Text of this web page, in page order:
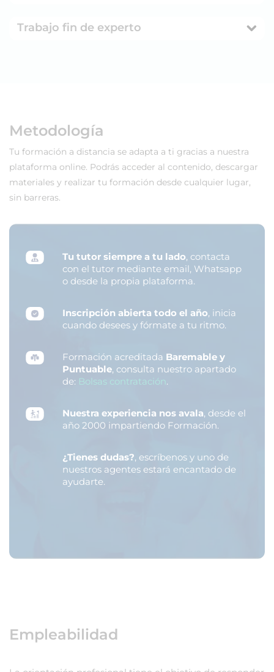
Trabajo fin de experto
Metodología
Tu formación a distancia se adapta a ti gracias a nuestra
plataforma online. Podrás acceder al contenido, descargar
materiales y realizar tu formación desde cualquier lugar,
sin barreras.
Tu tutor siempre a tu lado, contacta
con el tutor mediante email, Whatsapp
o desde la propia plataforma.
Inscripción abierta todo el año, inicia
cuando desees y fórmate a tu ritmo.
Formación acreditada Baremable y
Puntuable, consulta nuestro apartado
de: Bolsas contratación.
Nuestra experiencia nos avala, desde el
año 2000 impartiendo Formación.
¿Tienes dudas?, escríbenos y uno de
nuestros agentes estará encantado de
ayudarte.
Empleabilidad